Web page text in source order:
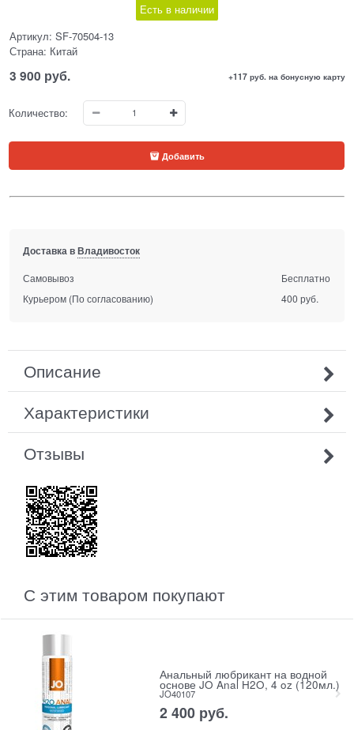
Есть в наличии
Артикул: SF-70504-13
Страна: Китай
3 900 руб. +117 руб. на бонусную карту
Количество:
Добавить
Доставка вВладивосток
Самовывоз
Бесплатно
Курьером (По согласованию) 400 руб.
Описание
Характеристики
Отзывы
С этим товаром покупают
Анальный любрикант на водной
основе JO Anal H2O, 4 oz (120мл.)
JO40107
2 400 руб.